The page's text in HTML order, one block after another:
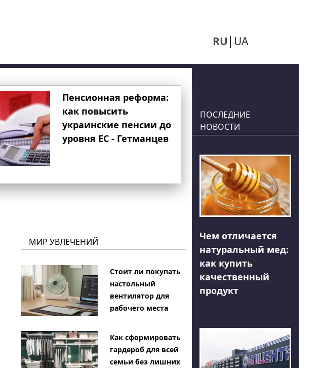
RU UA
Пенсионная реформа:
как повысить
украинские пенсии до
уровня ЕС - Гетманцев
МИР УВЛЕЧЕНИЙ
Стоит ли покупать
настольный
вентилятор для
рабочего места
Как сформировать
гардероб для всей
семьи без лишних
ПОСЛЕДНИЕ
НОВОСТИ
Чем отличается
натуральный мед:
как купить
качественный
продукт